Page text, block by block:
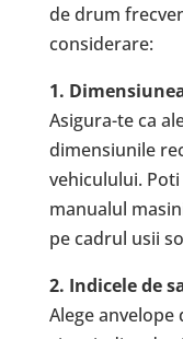
de drum
considerare:
1.
Asigura-te ca
dimensiunile
vehiculului.
manualul
pe cadrul usii
2. Indicele de
Alege anvelope